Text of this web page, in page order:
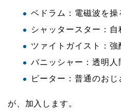
ベドラム：電磁波を操
シャッタースター：自
ツァイトガイスト：
バニッシャー：透明人
ピーター：普通のおじ
が、加入します。